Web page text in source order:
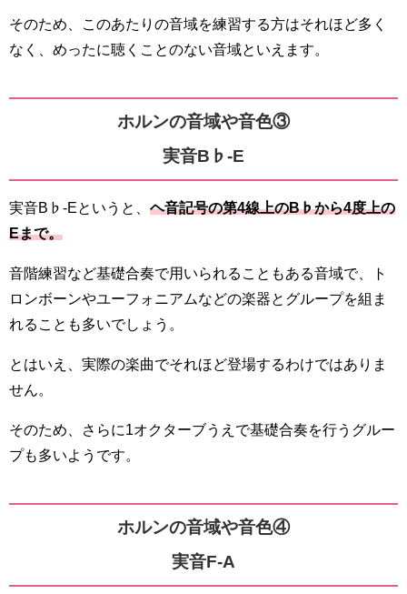
そのため、このあたりの音域を練習する方はそれほど多く
なく、めったに聴くことのない音域といえます。
ホルンの音域や音色③
実音B♭-E
実音B♭-Eというと、 ヘ音記号の第4線上のB♭から4度上の
Eまで。
音階練習など基礎合奏で用いられることもある音域で、ト
ロンボーンやユーフォニアムなどの楽器とグループを組ま
れることも多いでしょう。
とはいえ、実際の楽曲でそれほど登場するわけではありま
せん。
そのため、さらに1オクターブうえで基礎合奏を行うグルー
プも多いようです。
ホルンの音域や音色④
実音F-A